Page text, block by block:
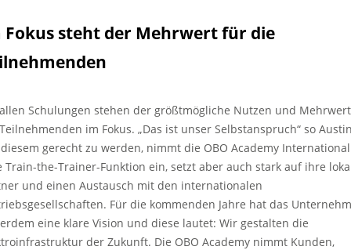
Fokus steht der Mehrwert für die
Schulungen stehen der größtmögliche Nutzen und
im Fokus. „Das ist unser Selbstanspruch“ so
gerecht zu werden, nimmt die OBO Academy International
Train-the-Trainer-Funktion ein, setzt aber auch stark auf ihre
und einen Austausch mit den internationalen
Für die kommenden Jahre hat das
eine klare Vision und diese lautet: Wir gestalten die
der Zukunft. Die OBO Academy nimmt Kunden,